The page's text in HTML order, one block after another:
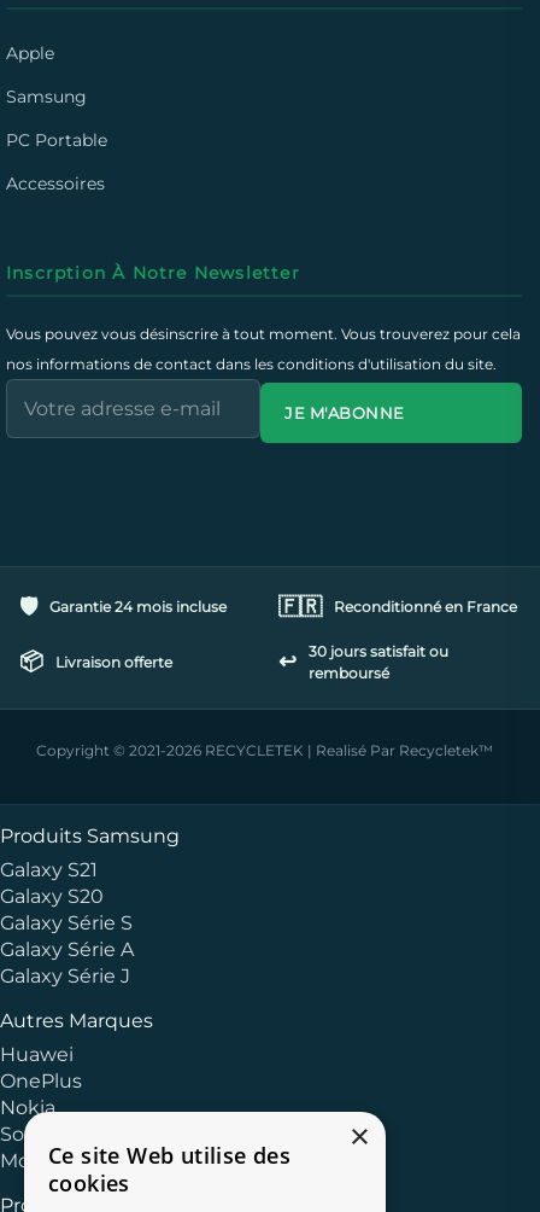
Apple
Samsung
PC Portable
Accessoires
Inscrption À Notre Newsletter
Vous pouvez vous désinscrire à tout moment. Vous trouverez pour cela
nos informations de contact dans les conditions d'utilisation du site.
JE M'ABONNE
🛡️ Garantie 24 mois incluse 🇫🇷 Reconditionné en France
📦 Livraison offerte ↩️
30 jours satisfait ou
remboursé
Copyright © 2021-2026 RECYCLETEK | Realisé Par Recycletek™
Produits Apple
Autres Marques
Huawei
OnePlus
Nokia
Sony
Motorola
Produits Samsung
Galaxy S21
Galaxy S20
Galaxy Série S
Galaxy Série A
Galaxy Série J
×
Ce site Web utilise des
cookies